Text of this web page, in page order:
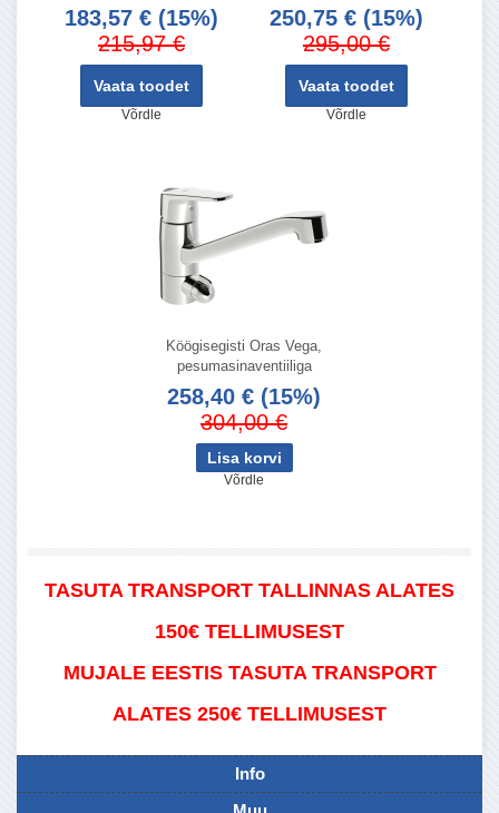
183,57 € (15%)
215,97 €
Vaata toodet
Võrdle
250,75 € (15%)
295,00 €
Vaata toodet
Võrdle
Köögisegisti Oras Vega,
pesumasinaventiiliga
258,40 € (15%)
304,00 €
Võrdle
TASUTA TRANSPORT TALLINNAS ALATES
150€ TELLIMUSEST
MUJALE EESTIS TASUTA TRANSPORT
ALATES 250€ TELLIMUSEST
Info